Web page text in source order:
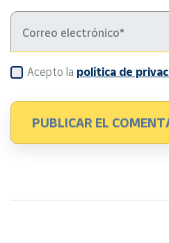
Acepto la política de